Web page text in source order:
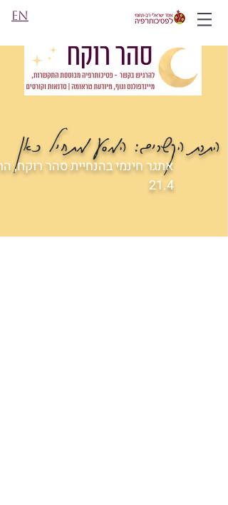
EN
התרת הקשרים: המסע מתחיל כאן
אתגר חינמי בהנחיית סהר רוקח,
21.4